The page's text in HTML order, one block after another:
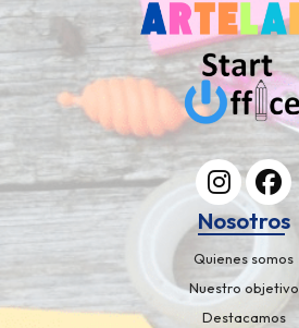
Nosotros
Quienes somos
Nuestro objetivo
Destacamos